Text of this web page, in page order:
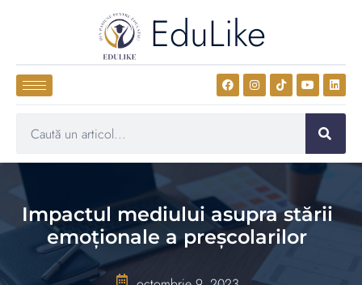
EduLike
Impactul mediului asupra stării
emoționale a preșcolarilor